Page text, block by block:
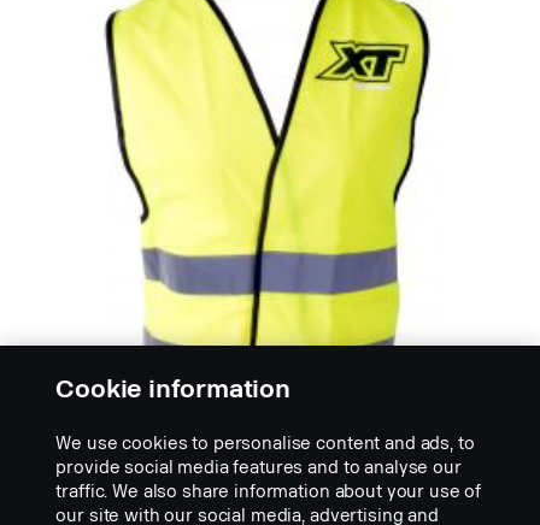
LIIVIT
Cookie information
We use cookies to personalise content and ads, to
provide social media features and to analyse our
traffic. We also share information about your use of
our site with our social media, advertising and